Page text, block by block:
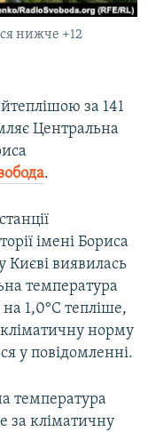
нижче +12
за 141
Центральна
.
імені Бориса
Києві виявилась
температура
1,0°С тепліше,
кліматичну норму
у повідомленні.
температура
за кліматичну